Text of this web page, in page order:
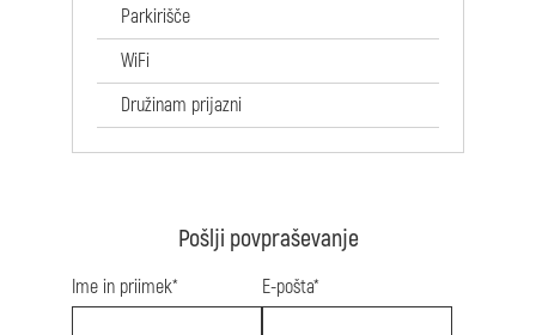
Parkirišče
WiFi
Družinam prijazni
Pošlji povpraševanje
Ime in priimek* E-pošta*